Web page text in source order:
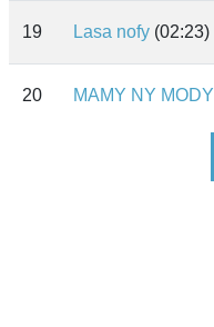
19 Lasa nofy (02:23)
20 MAMY NY MODY